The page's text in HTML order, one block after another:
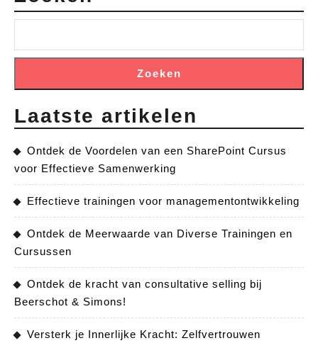
Zoeken
Laatste artikelen
Ontdek de Voordelen van een SharePoint Cursus
voor Effectieve Samenwerking
Effectieve trainingen voor managementontwikkeling
Ontdek de Meerwaarde van Diverse Trainingen en
Cursussen
Ontdek de kracht van consultative selling bij
Beerschot & Simons!
Versterk je Innerlijke Kracht: Zelfvertrouwen